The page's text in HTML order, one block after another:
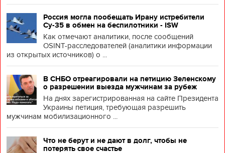
Россия могла пообещать Ирану истребители
Су-35 в обмен на беспилотники - ISW
Как отмечают аналитики, после сообщений
OSINT-расследователей (аналитики информации
из открытых источников) о ...
В СНБО отреагировали на петицию Зеленскому
о разрешении выезда мужчинам за рубеж
На днях зарегистрированная на сайте Президента
Украины петиция, требующая разрешить
мужчинам мобилизационного ...
Что не берут и не дают в долг, чтобы не
потерять свое счастье